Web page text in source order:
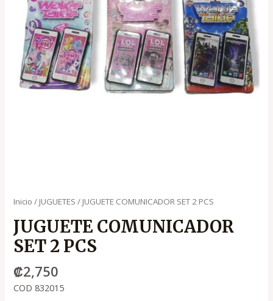
Inicio / JUGUETES / JUGUETE COMUNICADOR SET 2 PCS
JUGUETE COMUNICADOR
SET 2 PCS
₡2,750
COD 832015